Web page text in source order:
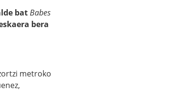
batBabes
bera
metroko